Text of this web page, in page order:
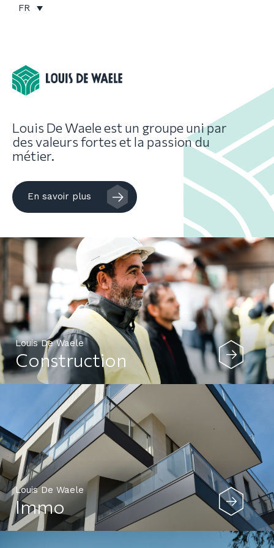
FR
Louis De Waele est un groupe uni par
des valeurs fortes et la passion du
métier.
En savoir plus
Louis De Waele
Construction
Louis De Waele
Immo